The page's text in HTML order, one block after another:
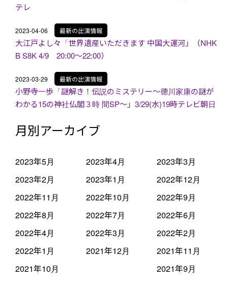
テレ
2023-04-06 最新の出演情報
大江戸よし々「世界遺産いただきます 中国大運河」（NHK
B S8K 4/9 20:00～22:00）
2023-03-29 最新の出演情報
小野寺一歩「謎解き！伝説のミステリー～徳川家康の謎が
わかる15の神社仏閣３時 間SP～」3/29(水)19時テレビ朝日
月別アーカイブ
2023年5月 2023年4月
2023年3月
2023年2月
2023年1月
2022年12月
2022年11月
2022年10月
2022年9月
2022年8月
2022年7月
2022年6月
2022年4月
2022年3月
2022年2月
2022年1月
2021年12月
2021年11月
2021年10月
2021年9月